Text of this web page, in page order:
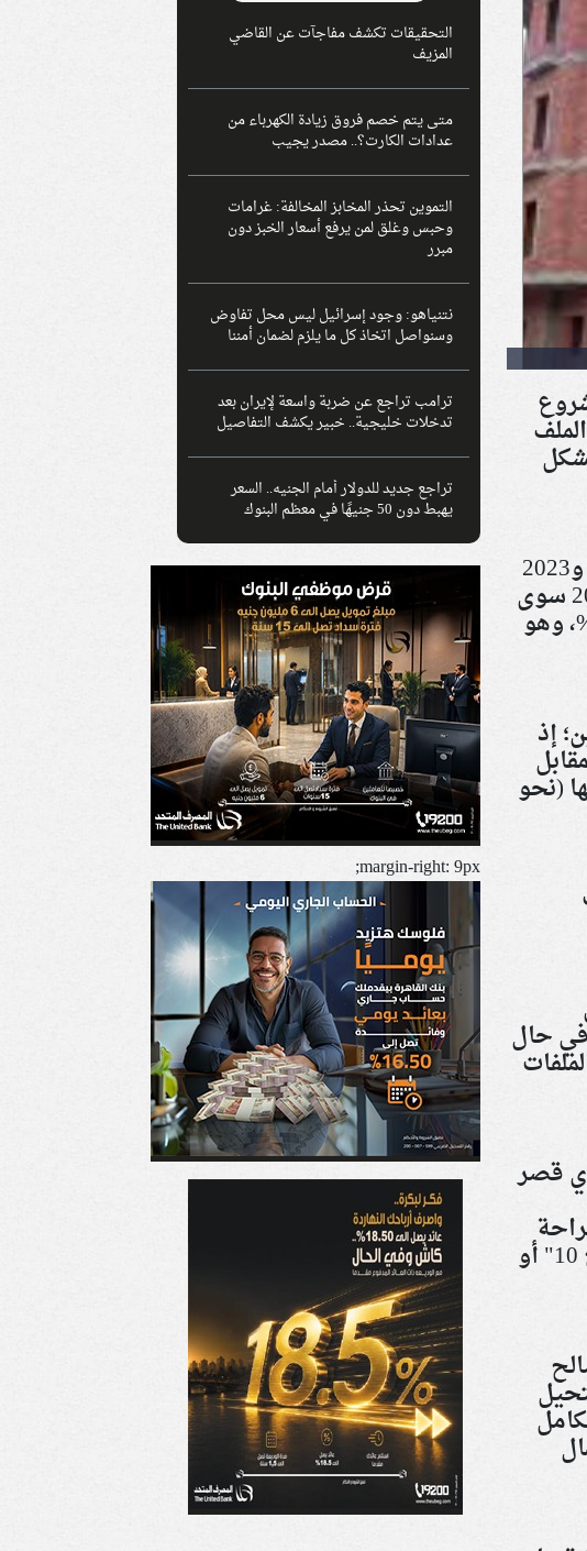
وأوضح النائب، خلال لقاء تلفزيوني، أن القوانين الصادرة أعوام 2019 و2020 و2023
لم تحقق مستهدفاتها لتجاهل التحذيرات البرلمانية؛ حيث لم يحقق قانون 2019 سوى
بين 3% إلى 4%، في حين لم يتجاوز قانون 2023 نسبة 20%، وهو
إذ
المقابل
الدولة، سيتم توجيه 39% منها (نحو
في حال
المحددة لتصفية 100% من الملفات
قصر
على السماح الفوري بصب السقف واستكمال البناء لكل من حصل على "نموذج 10" أو
التحقيقات تكشف مفاجآت عن القاضي
المزيف
متى يتم خصم فروق زيادة الكهرباء من
عدادات الكارت؟.. مصدر يجيب
التموين تحذر المخابز المخالفة: غرامات
وحبس وغلق لمن يرفع أسعار الخبز دون
مبرر
نتنياهو: وجود إسرائيل ليس محل تفاوض
وسنواصل اتخاذ كل ما يلزم لضمان أمننا
ترامب تراجع عن ضربة واسعة لإيران بعد
تدخلات خليجية.. خبير يكشف التفاصيل
تراجع جديد للدولار أمام الجنيه.. السعر
يهبط دون 50 جنيهًا في معظم البنوك
margin-right: 9px;